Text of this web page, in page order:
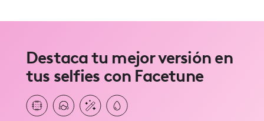
Destaca tu mejor versión en
tus selfies con Facetune